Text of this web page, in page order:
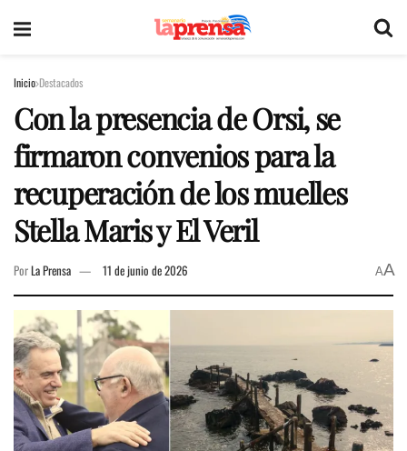
Inicio Destacados
Con la presencia de Orsi, se
firmaron convenios para la
recuperación de los muelles
Stella Maris y El Veril
PorLa Prensa 11 de junio de 2026 AA